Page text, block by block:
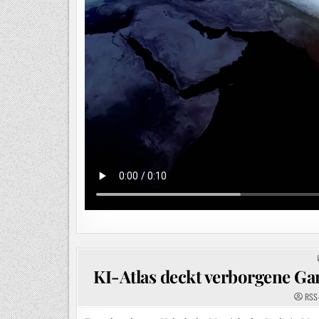
KI-Atlas deckt verborgene